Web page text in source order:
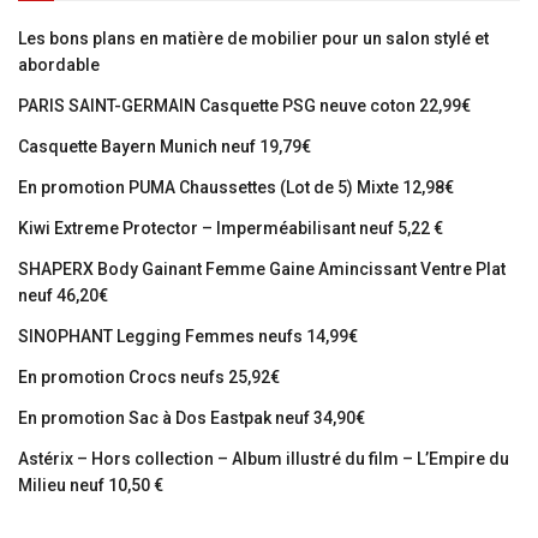
Les bons plans en matière de mobilier pour un salon stylé et
abordable
PARIS SAINT-GERMAIN Casquette PSG neuve coton 22,99€
Casquette Bayern Munich neuf 19,79€
En promotion PUMA Chaussettes (Lot de 5) Mixte 12,98€
Kiwi Extreme Protector – Imperméabilisant neuf 5,22 €
SHAPERX Body Gainant Femme Gaine Amincissant Ventre Plat
neuf 46,20€
SINOPHANT Legging Femmes neufs 14,99€
En promotion Crocs neufs 25,92€
En promotion Sac à Dos Eastpak neuf 34,90€
Astérix – Hors collection – Album illustré du film – L’Empire du
Milieu neuf 10,50 €